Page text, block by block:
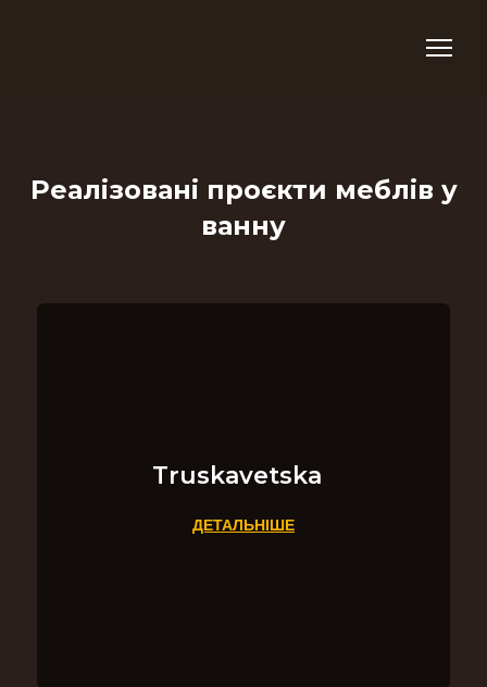
Реалізовані проєкти меблів у
ванну
Truskavetska
ДЕТАЛЬНІШЕ